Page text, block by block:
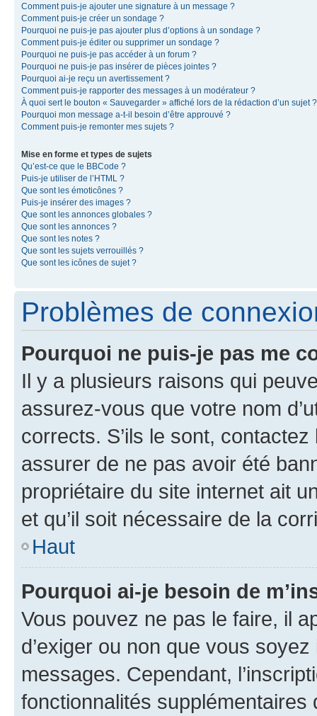
Comment puis-je ajouter une signature à un message ?
Comment puis-je créer un sondage ?
Pourquoi ne puis-je pas ajouter plus d’options à un sondage ?
Comment puis-je éditer ou supprimer un sondage ?
Pourquoi ne puis-je pas accéder à un forum ?
Pourquoi ne puis-je pas insérer de pièces jointes ?
Pourquoi ai-je reçu un avertissement ?
Comment puis-je rapporter des messages à un modérateur ?
À quoi sert le bouton « Sauvegarder » affiché lors de la rédaction d’un sujet ?
Pourquoi mon message a-t-il besoin d’être approuvé ?
Comment puis-je remonter mes sujets ?
Mise en forme et types de sujets
Qu’est-ce que le BBCode ?
Puis-je utiliser de l’HTML ?
Que sont les émoticônes ?
Puis-je insérer des images ?
Que sont les annonces globales ?
Que sont les annonces ?
Que sont les notes ?
Que sont les sujets verrouillés ?
Que sont les icônes de sujet ?
Problèmes de
Pourquoi ne puis-je pas me
Il y a plusieurs raisons qui
assurez-vous que votre nom
corrects. S’ils le sont,
assurer de ne pas avoir été
propriétaire du site internet ait
et qu’il soit nécessaire de la
Haut
Pourquoi ai-je besoin de
Vous pouvez ne pas le faire, il
d’exiger ou non que vous
messages. Cependant,
fonctionnalités